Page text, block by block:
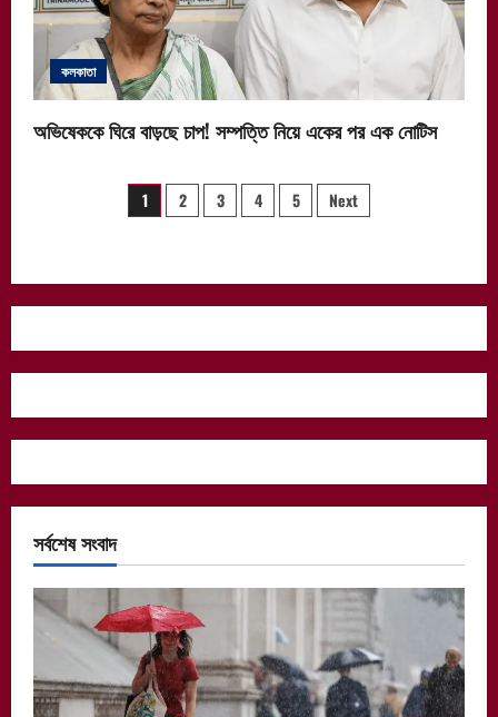
কলকাতা
অভিষেককে ঘিরে বাড়ছে চাপ! সম্পত্তি নিয়ে একের পর এক নোটিস
Posts
1 2 3 4 5 Next
সর্বশেষ সংবাদ